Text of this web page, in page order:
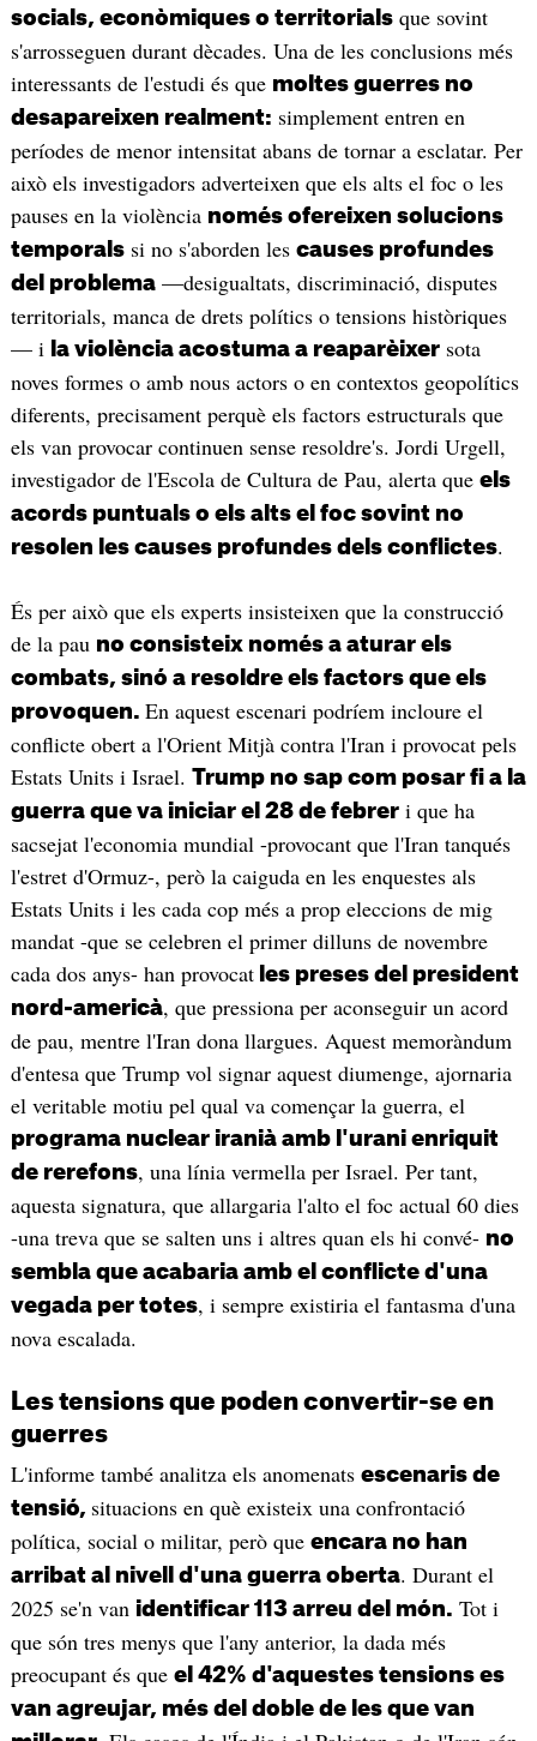
socials, econòmiques o territorialsque sovint
s'arrosseguen durant dècades. Una de les conclusions més
interessants de l'estudi és que moltes guerres no
desapareixen realment: simplement entren en
períodes de menor intensitat abans de tornar a esclatar. Per
això els investigadors adverteixen que els alts el foc o les
pauses en la violència només ofereixen solucions
temporalssi no s'aborden les causes profundes
del problema—desigualtats, discriminació, disputes
territorials, manca de drets polítics o tensions històriques
— i
la violència acostuma a reaparèixersota
noves formes o amb nous actors o en contextos geopolítics
diferents, precisament perquè els factors estructurals que
els van provocar continuen sense resoldre's. Jordi Urgell,
investigador de l'Escola de Cultura de Pau, alerta que els
acords puntuals o els alts el foc sovint no
resolen les causes profundes dels conflictes.
És per això que els experts insisteixen que la construcció
de la pau no consisteix només a aturar els
combats, sinó a resoldre els factors que els
provoquen. En aquest escenari podríem incloure el
conflicte obert a l'Orient Mitjà contra l'Iran i provocat pels
Estats Units i Israel. Trump no sap com posar fi a la
guerra que va iniciar el 28 de febreri que ha
sacsejat l'economia mundial -provocant que l'Iran tanqués
l'estret d'Ormuz-, però la caiguda en les enquestes als
Estats Units i les cada cop més a prop eleccions de mig
mandat -que se celebren el primer dilluns de novembre
cada dos anys- han provocatles preses del president
nord-americà, que pressiona per aconseguir un acord
de pau, mentre l'Iran dona llargues. Aquest memoràndum
d'entesa que Trump vol signar aquest diumenge, ajornaria
el veritable motiu pel qual va començar la guerra, el
programa nuclear iranià amb l'urani enriquit
de rerefons, una línia vermella per Israel. Per tant,
aquesta signatura, que allargaria l'alto el foc actual 60 dies
-una treva que se salten uns i altres quan els hi convé- no
sembla que acabaria amb el conflicte d'una
vegada per totes, i sempre existiria el fantasma d'una
nova escalada.
Les tensions que poden convertir-se en
guerres
L'informe també analitza els anomenats escenaris de
tensió, situacions en què existeix una confrontació
política, social o militar, però que encara no han
arribat al nivell d'una guerra oberta. Durant el
2025 se'n van identificar 113 arreu del món. Tot i
que són tres menys que l'any anterior, la dada més
preocupant és que el 42% d'aquestes tensions es
van agreujar, més del doble de les que van